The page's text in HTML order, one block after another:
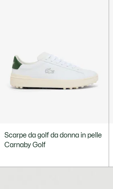
Scarpe da golf da donna in pelle
Carnaby Golf